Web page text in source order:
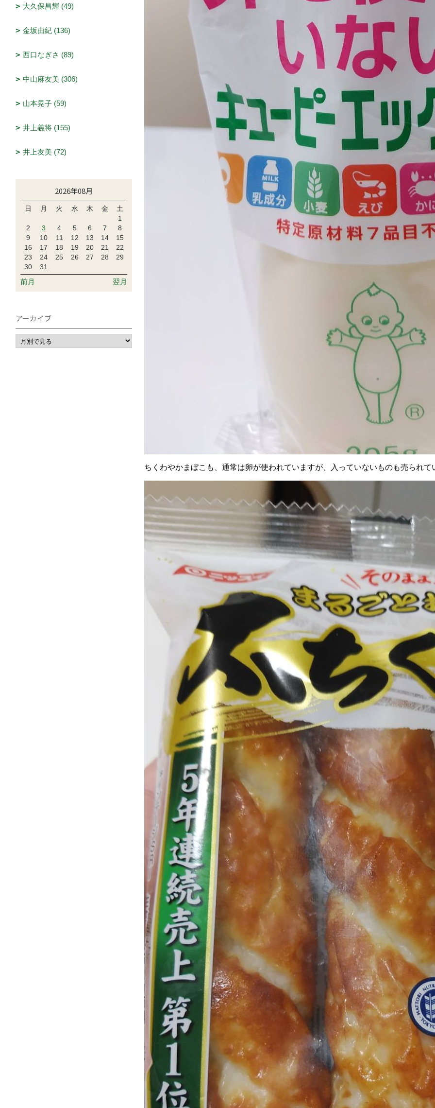
ちくわやかまぼこも、通常は卵が使われていますが、入っていないものも売られて
大久保昌輝 (49)
金坂由紀 (136)
西口なぎさ (89)
中山麻友美 (306)
山本晃子 (59)
井上義将 (155)
井上友美 (72)
2026年08月
日 月 火 水 木 金
土
1
2
3 4 5 6 7
8
9
10 11 12 13 14
15
16
17 18 19 20 21
22
23
24 25 26 27 28
29
30
31
前月 翌月
アーカイブ